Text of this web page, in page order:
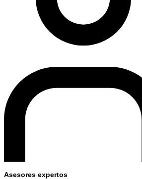
Asesores expertos